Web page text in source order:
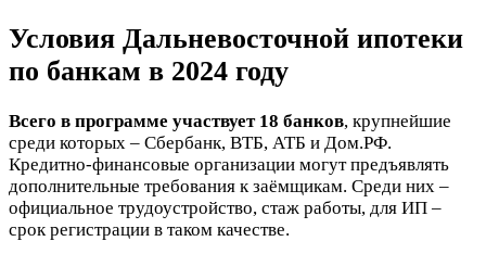
Условия Дальневосточной ипотеки
по банкам в 2024 году
Всего в программе участвует 18 банков, крупнейшие
среди которых – Сбербанк, ВТБ, АТБ и Дом.РФ.
Кредитно-финансовые организации могут предъявлять
дополнительные требования к заёмщикам. Среди них –
официальное трудоустройство, стаж работы, для ИП –
срок регистрации в таком качестве.